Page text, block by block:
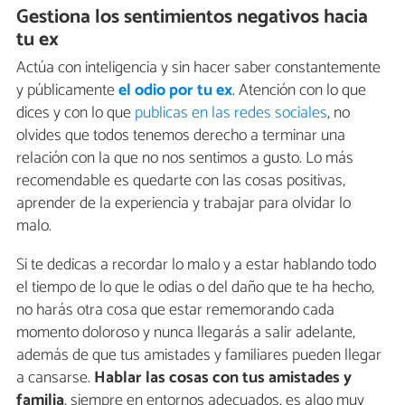
Gestiona los sentimientos negativos hacia
tu ex
Actúa con inteligencia y sin hacer saber constantemente
y públicamenteel odio por tu ex. Atención con lo que
dices y con lo quepublicas en las redes sociales, no
olvides que todos tenemos derecho a terminar una
relación con la que no nos sentimos a gusto. Lo más
recomendable es quedarte con las cosas positivas,
aprender de la experiencia y trabajar para olvidar lo
malo.
Si te dedicas a recordar lo malo y a estar hablando todo
el tiempo de lo que le odias o del daño que te ha hecho,
no harás otra cosa que estar rememorando cada
momento doloroso y nunca llegarás a salir adelante,
además de que tus amistades y familiares pueden llegar
a cansarse. Hablar las cosas con tus amistades y